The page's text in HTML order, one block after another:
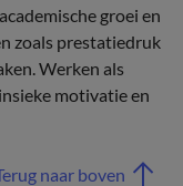
groei en
zoals prestatiedruk
Werken als
motivatie en
naar boven